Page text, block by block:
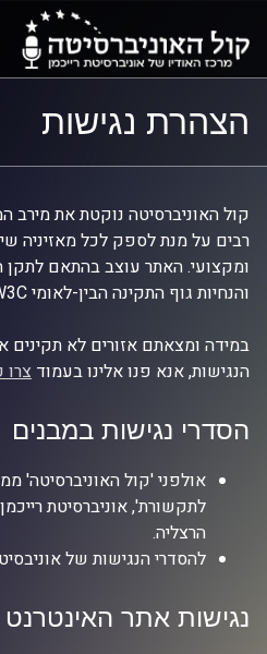
התפריט
הראשי
התוכן
הראשי
הצהרת נגישות
קול האוניברסיטה נוקטת את
רבים על מנת לספק לכל מאזיניה
והנחיות גוף התקינה הבין-לאומי W3C לרמה AA.
במידה ומצאתם אזורים לא תקינים
הנגישות, אנא פנו אלינו בעמוד
הסדרי נגישות במבנים
אולפני 'קול האוניברסיטה'
הרצליה.
להסדרי הנגישות של
נגישות אתר האינטרנט